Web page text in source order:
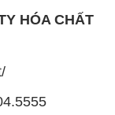
HÓA CHẤT